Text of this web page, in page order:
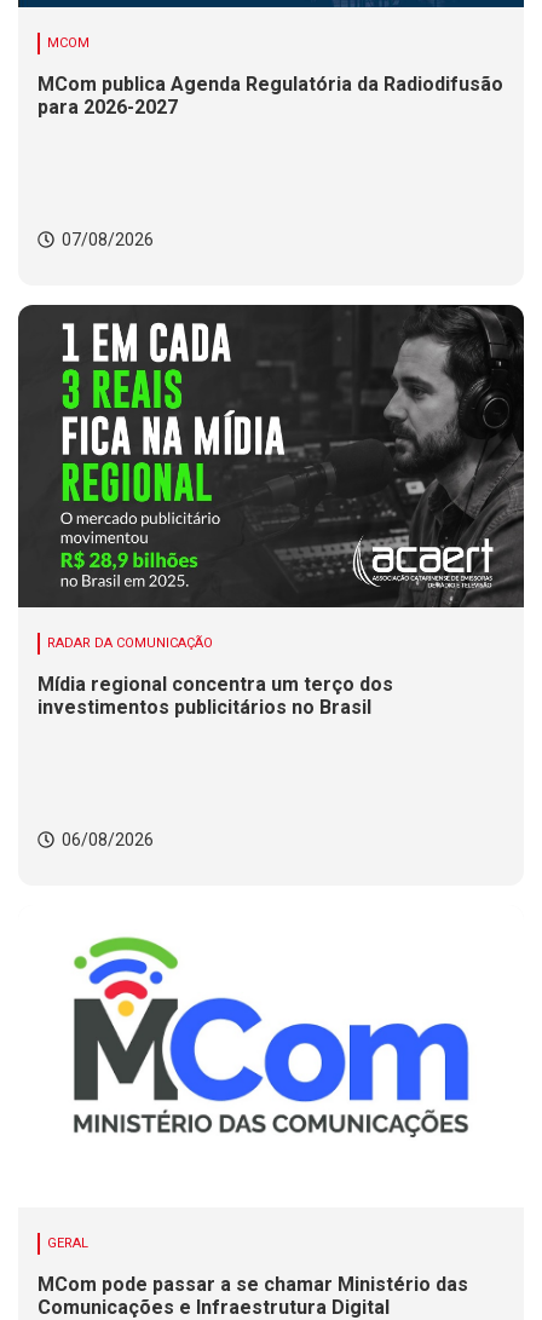
MCOM
MCom publica Agenda Regulatória da Radiodifusão
para 2026-2027
07/08/2026
RADAR DA COMUNICAÇÃO
Mídia regional concentra um terço dos
investimentos publicitários no Brasil
06/08/2026
GERAL
MCom pode passar a se chamar Ministério das
Comunicações e Infraestrutura Digital